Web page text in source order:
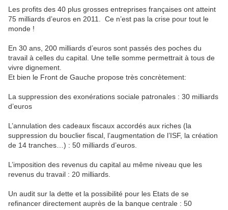
Les profits des 40 plus grosses entreprises françaises ont atteint
75 milliards d’euros en 2011.
Ce n’est pas la crise pour tout le
monde !
En 30 ans, 200 milliards d’euros sont passés des poches du
travail à celles du capital. Une telle somme permettrait à tous de
vivre dignement.
Et bien le Front de Gauche propose très concrètement:
La suppression des exonérations sociale patronales : 30 milliards
d’euros
L’annulation des cadeaux fiscaux accordés aux riches (la
suppression du bouclier fiscal, l’augmentation de l’ISF, la création
de 14 tranches…) : 50 milliards d’euros.
L’imposition des revenus du capital au même niveau que les
revenus du travail : 20 milliards.
Un audit sur la dette et la possibilité pour les Etats de se
refinancer directement auprès de la banque centrale : 50